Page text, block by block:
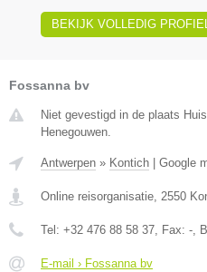
BEKIJK VOLLEDIG
Fossanna bv
Niet gevestigd in de plaats
Henegouwen.
Antwerpen » Kontich Google
Online reisorganisatie, 2550
Tel: +32 476 88 58 37, Fax: -,
E-mail › Fossanna bv